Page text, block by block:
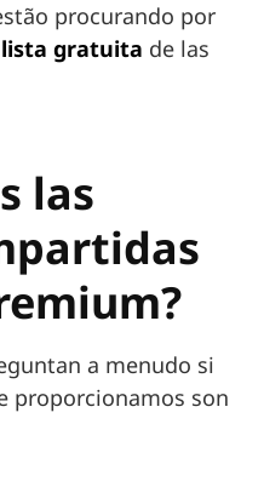
procurando por
gratuita de las
las
a menudo si
proporcionamos son